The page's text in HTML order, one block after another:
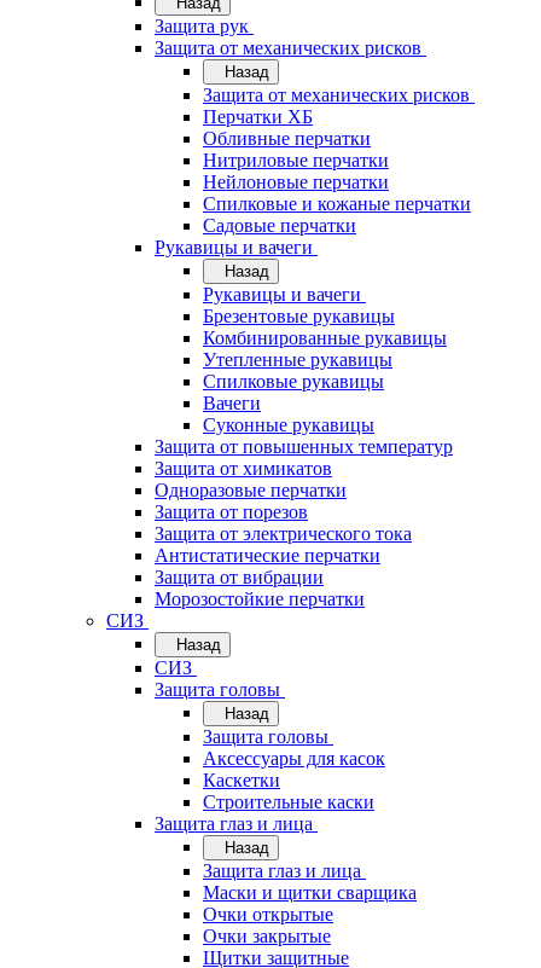
Защита рук
Защита от механических рисков
Назад
Защита от механических рисков
Перчатки ХБ
Обливные перчатки
Нитриловые перчатки
Нейлоновые перчатки
Спилковые и кожаные перчатки
Садовые перчатки
Рукавицы и вачеги
Назад
Рукавицы и вачеги
Брезентовые рукавицы
Комбинированные рукавицы
Утепленные рукавицы
Спилковые рукавицы
Вачеги
Суконные рукавицы
Защита от повышенных температур
Защита от химикатов
Одноразовые перчатки
Защита от порезов
Защита от электрического тока
Антистатические перчатки
Защита от вибрации
Морозостойкие перчатки
СИЗ
Назад
СИЗ
Защита головы
Назад
Защита головы
Аксессуары для касок
Каскетки
Строительные каски
Защита глаз и лица
Назад
Защита глаз и лица
Маски и щитки сварщика
Очки открытые
Очки закрытые
Щитки защитные